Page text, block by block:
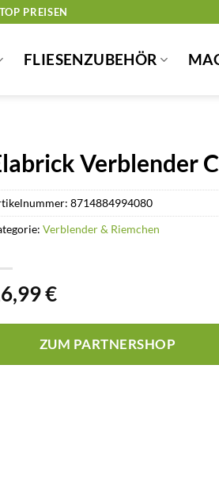
PREISEN
FLIESENZUBEHÖR
Verblender
€
ZUM PARTNERSHOP
8714884994080
Verblender & Riemchen